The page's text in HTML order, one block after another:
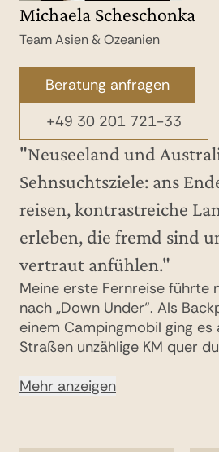
Michaela Scheschonka
Team Asien & Ozeanien
Beratung anfragen
+49 30 201 721-33
"Neuseeland und
Sehnsuchtsziele: ans
reisen, kontrastreiche
erleben, die fremd sind
vertraut anfühlen."
Meine erste Fernreise führte
nach „Down Under“. Als
einem Campingmobil ging es
Straßen unzählige KM quer
Kontinent verliebt. Später
Australiens. Zu den
Mehr anzeigen
Sandra Lucas
Team Asien & Ozeanien
Beratung anfragen
+49 30 201 721-33
Ich liebe es in andere Welten
komplett andere
zu erfahren. Dafür sind die
wieder überraschend. Dabei